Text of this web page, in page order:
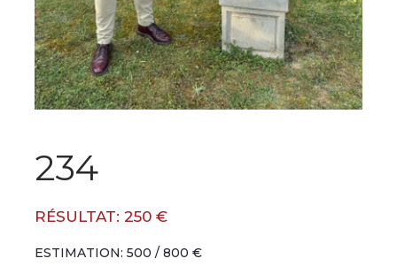
234
RÉSULTAT: 250 €
ESTIMATION: 500 / 800 €